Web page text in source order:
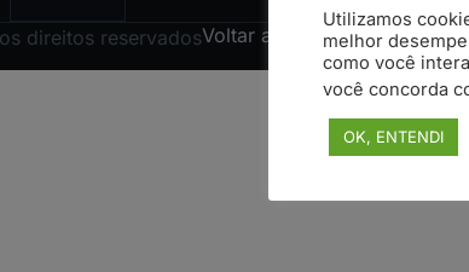
direitos reservadosVoltar ao topo
Utilizamos
melhor
como você
você concorda
OK, ENTENDI